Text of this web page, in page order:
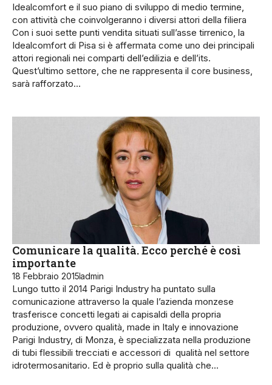
Idealcomfort e il suo piano di sviluppo di medio termine,
con attività che coinvolgeranno i diversi attori della filiera
Con i suoi sette punti vendita situati sull’asse tirrenico, la
Idealcomfort di Pisa si è affermata come uno dei principali
attori regionali nei comparti dell’edilizia e dell’its.
Quest’ultimo settore, che ne rappresenta il core business,
sarà rafforzato…
Comunicare la qualità. Ecco perché è così
importante
18 Febbraio 2015admin
Lungo tutto il 2014 Parigi Industry ha puntato sulla
comunicazione attraverso la quale l’azienda monzese
trasferisce concetti legati ai capisaldi della propria
produzione, ovvero qualità, made in Italy e innovazione
Parigi Industry, di Monza, è specializzata nella produzione
di tubi flessibili trecciati e accessori di qualità nel settore
idrotermosanitario. Ed è proprio sulla qualità che…